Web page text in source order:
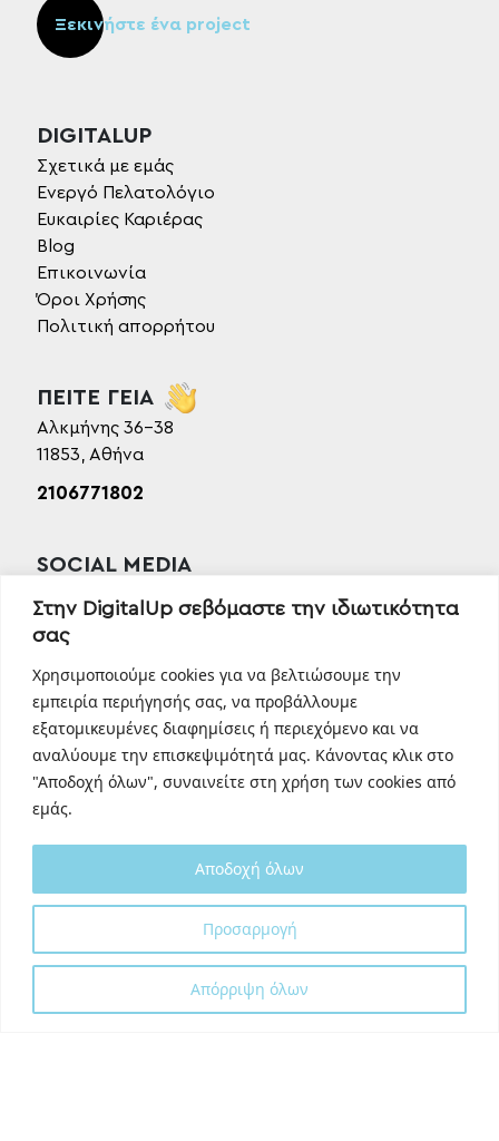
Στην DigitalUp σεβόμαστε την ιδιωτικότητα
σας
Χρησιμοποιούμε cookies για να βελτιώσουμε την
εμπειρία περιήγησής σας, να προβάλλουμε
εξατομικευμένες διαφημίσεις ή περιεχόμενο και να
αναλύουμε την επισκεψιμότητά μας. Κάνοντας κλικ στο
"Αποδοχή όλων", συναινείτε στη χρήση των cookies από
εμάς.
Προσαρμογή
Απόρριψη όλων
Αποδοχή όλων
Ξεκινήστε ένα project
DIGITALUP
Σχετικά με εμάς
Ενεργό Πελατολόγιο
Ευκαιρίες Καριέρας
Blog
Επικοινωνία
Όροι Χρήσης
Πολιτική απορρήτου
ΠΕΙΤΕ ΓΕΙΑ
Αλκμήνης 36-38
11853, Αθήνα
2106771802
SOCIAL MEDIA
Facebook
Instagram
Linkedin
TikTok
Behance
Youtube
Designed and developed with
by